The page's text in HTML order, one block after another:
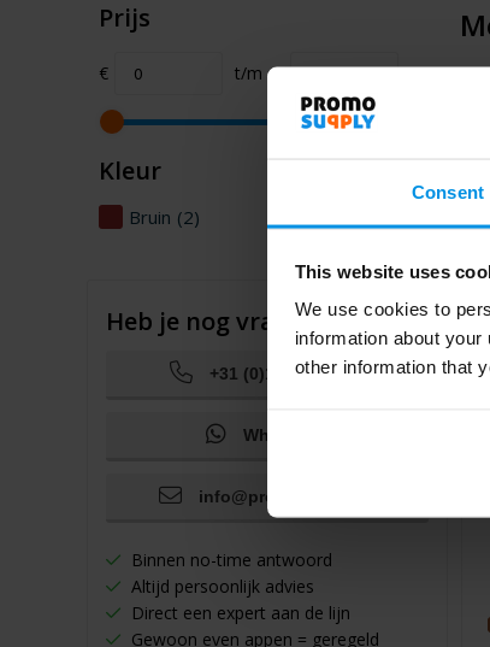
Consent
This website uses
We use cookies to
information about
other information that
Prijs
€ t/m €
Kleur
Bruin (2)
Heb je nog vragen?
+31 (0)10 200 60 60
WhatsApp
info@promosupply.nl
Binnen no-time antwoord
Altijd persoonlijk advies
Direct een expert aan de lijn
Gewoon even appen = geregeld